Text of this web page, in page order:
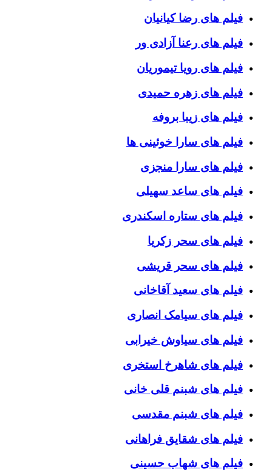
فیلم های رضا کیانیان
فیلم های رعنا آزادی ور
فیلم های رویا تیموریان
فیلم های زهره حمیدی
فیلم های زیبا بروفه
فیلم های سارا خوئینی ها
فیلم های سارا منجزی
فیلم های ساعد سهیلی
فیلم های ستاره اسکندری
فیلم های سحر زکریا
فیلم های سحر قریشی
فیلم های سعید آقاخانی
فیلم های سیامک انصاری
فیلم های سیاوش خیرابی
فیلم های شاهرخ استخری
فیلم های شبنم قلی خانی
فیلم های شبنم مقدسی
فیلم های شقایق فراهانی
فیلم های شهاب حسینی